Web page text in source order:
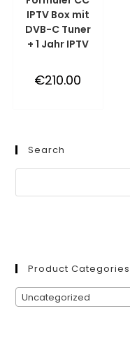
WINKELWAGEN
IPTV Box mit
DVB-C Tuner
+ 1 Jahr IPTV
€210.00
Search
Product Categories
Uncategorized